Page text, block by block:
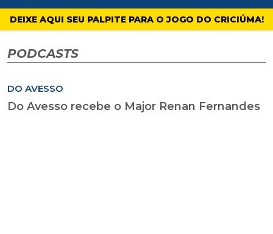
4oito
DEIXE AQUI SEU PALPITE PARA O JOGO DO CRICIÚMA!
PODCASTS
DO AVESSO
Do Avesso recebe o Major Renan Fernandes